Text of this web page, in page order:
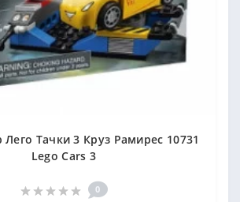
Лего Тачки 3 Круз Рамирес 10731
Lego Cars 3
0